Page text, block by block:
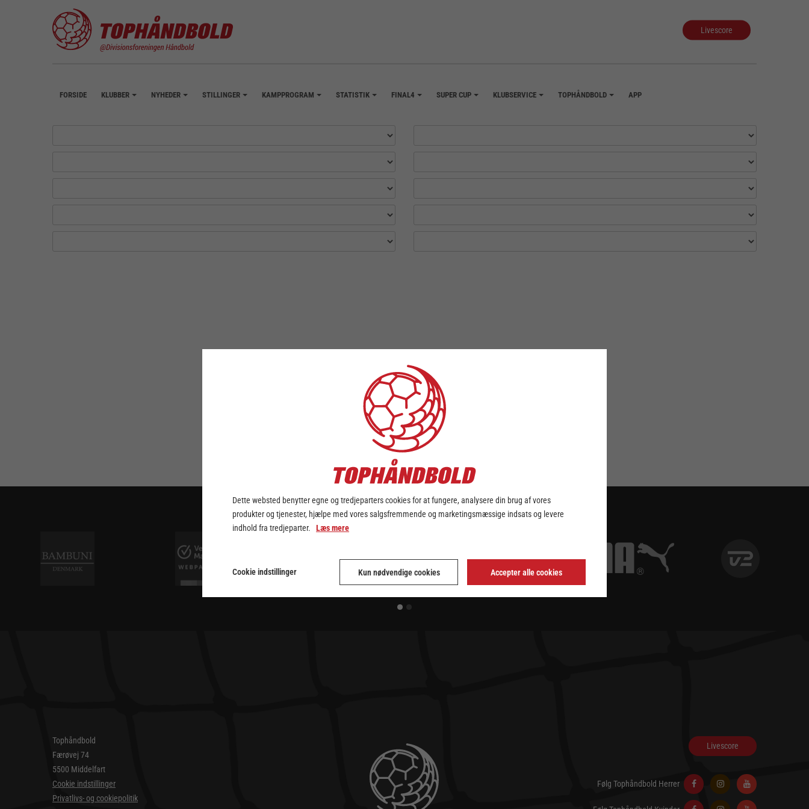
Livescore
FORSIDE KLUBBER NYHEDER STILLINGER KAMPPROGRAM STATISTIK FINAL4 SUPER CUP KLUBSERVICE TOPHÅNDBOLD APP
Tophåndbold
Færøvej 74
5500 Middelfart
Cookie indstillinger
Privatlivs- og cookiepolitik
Livescore
Følg Tophåndbold Herrer
Dette websted benytter egne og tredjeparters cookies for at fungere, analysere din brug af vores
produkter og tjenester, hjælpe med vores salgsfremmende og marketingsmæssige indsats og levere
indhold fra tredjeparter. Læs mere
Cookie indstillinger Kun nødvendige cookies Accepter alle cookies